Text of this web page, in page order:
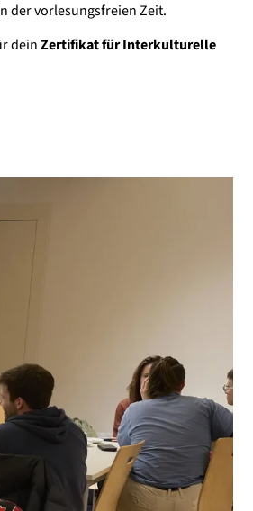
der vorlesungsfreien Zeit.
deinZertifikat für Interkulturelle